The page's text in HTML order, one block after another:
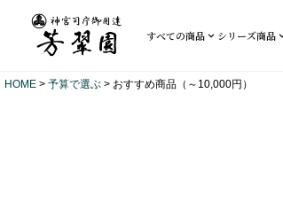
すべての商品 シリーズ商品
HOME 予算で選ぶ おすすめ商品（～10,000円）